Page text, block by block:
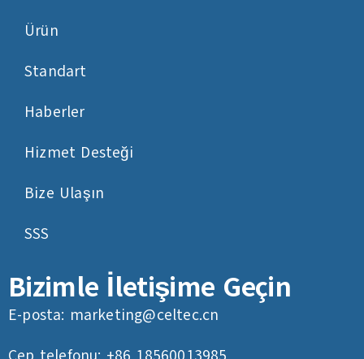
Ürün
Standart
Haberler
Hizmet Desteği
Bize Ulaşın
SSS
Bizimle İletişime Geçin
E-posta: marketing@celtec.cn